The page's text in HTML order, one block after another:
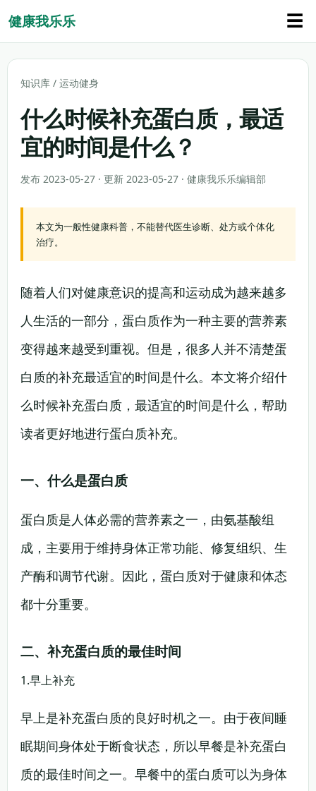
健康我乐乐 ☰
知识库 / 运动健身
什么时候补充蛋白质，最适
宜的时间是什么？
发布 2023-05-27 · 更新 2023-05-27 · 健康我乐乐编辑部
本文为一般性健康科普，不能替代医生诊断、处方或个体化
治疗。
随着人们对健康意识的提高和运动成为越来越多
人生活的一部分，蛋白质作为一种主要的营养素
变得越来越受到重视。但是，很多人并不清楚蛋
白质的补充最适宜的时间是什么。本文将介绍什
么时候补充蛋白质，最适宜的时间是什么，帮助
读者更好地进行蛋白质补充。
一、什么是蛋白质
蛋白质是人体必需的营养素之一，由氨基酸组
成，主要用于维持身体正常功能、修复组织、生
产酶和调节代谢。因此，蛋白质对于健康和体态
都十分重要。
二、补充蛋白质的最佳时间
1.早上补充
早上是补充蛋白质的良好时机之一。由于夜间睡
眠期间身体处于断食状态，所以早餐是补充蛋白
质的最佳时间之一。早餐中的蛋白质可以为身体